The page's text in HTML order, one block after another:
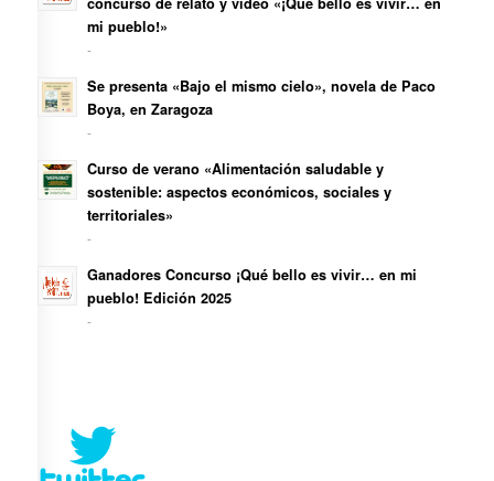
mi pueblo!»
-
Se presenta «Bajo el mismo cielo», novela de Paco
Boya, en Zaragoza
-
Curso de verano «Alimentación saludable y
sostenible: aspectos económicos, sociales y
territoriales»
-
Ganadores Concurso ¡Qué bello es vivir… en mi
pueblo! Edición 2025
-